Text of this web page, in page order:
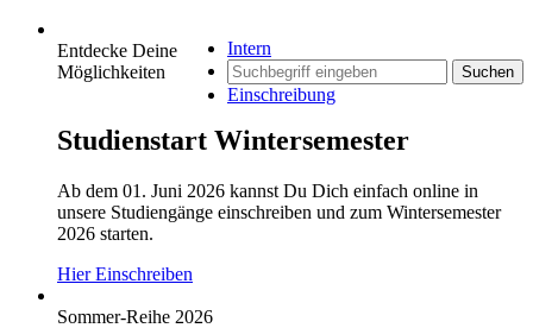
Intern
Suchen
Einschreibung
Entdecke Deine
Möglichkeiten
Studienstart Wintersemester
Ab dem 01. Juni 2026 kannst Du Dich einfach online in
unsere Studiengänge einschreiben und zum Wintersemester
2026 starten.
Hier Einschreiben
Sommer-Reihe 2026